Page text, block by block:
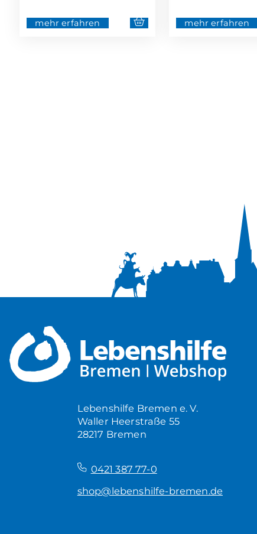
mehr erfahren mehr erfahren
Lebenshilfe Bremen e. V.
Waller Heerstraße 55
28217 Bremen
0421 387 77-0
shop@lebenshilfe-bremen.de